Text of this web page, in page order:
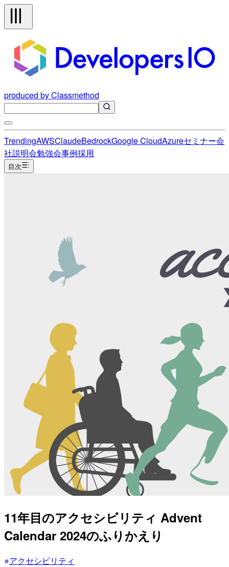
produced by Classmethod
TrendingAWSClaudeBedrockGoogle CloudAzureセミナー会
社説明会勉強会事例採用
目次
11年目のアクセシビリティ Advent
Calendar 2024のふりかえり
アクセシビリティ